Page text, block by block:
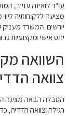
מציעה ללקוחותיה
יורשים. המשרד מעניק
יחס אישי ומקצועיות
השוואה
צוואה
הטבלה הבאה מציגה
רגילה וצוואה